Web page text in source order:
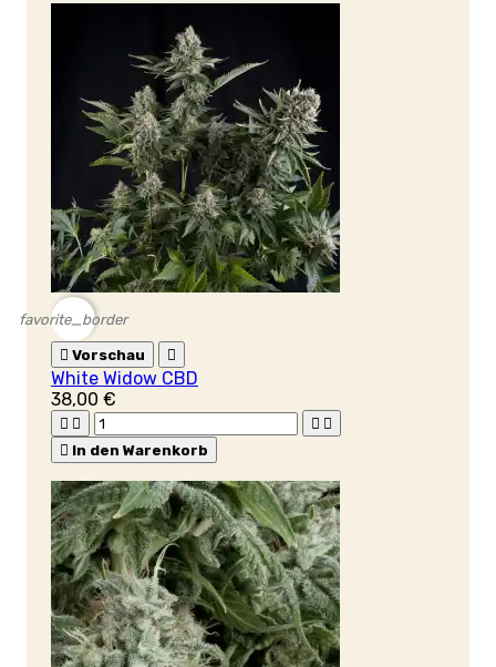
favorite_border
 Vorschau 
White Widow CBD
38,00 €
   
 In den Warenkorb